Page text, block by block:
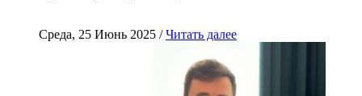
Среда, 25 Июнь 2025 /Читать далее